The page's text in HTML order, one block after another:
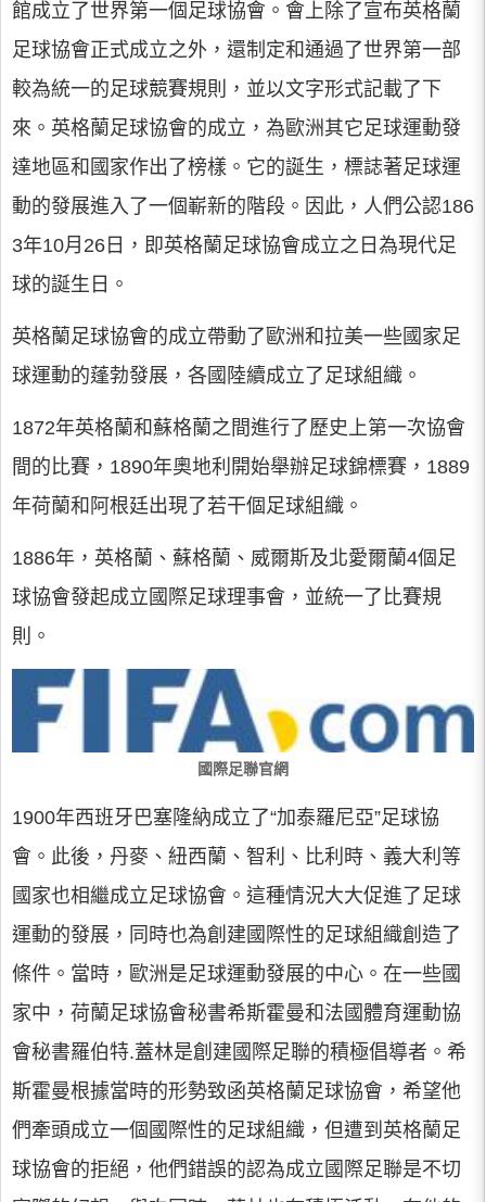
館成立了世界第一個足球協會。會上除了宣布英格蘭
足球協會正式成立之外，還制定和通過了世界第一部
較為統一的足球競賽規則，並以文字形式記載了下
來。英格蘭足球協會的成立，為歐洲其它足球運動發
達地區和國家作出了榜樣。它的誕生，標誌著足球運
動的發展進入了一個嶄新的階段。因此，人們公認186
3年10月26日，即英格蘭足球協會成立之日為現代足
球的誕生日。
英格蘭足球協會的成立帶動了歐洲和拉美一些國家足
球運動的蓬勃發展，各國陸續成立了足球組織。
1872年英格蘭和蘇格蘭之間進行了歷史上第一次協會
間的比賽，1890年奧地利開始舉辦足球錦標賽，1889
年荷蘭和阿根廷出現了若干個足球組織。
1886年，英格蘭、蘇格蘭、威爾斯及北愛爾蘭4個足
球協會發起成立國際足球理事會，並統一了比賽規
則。
國際足聯官網
1900年西班牙巴塞隆納成立了“加泰羅尼亞”足球協
會。此後，丹麥、紐西蘭、智利、比利時、義大利等
國家也相繼成立足球協會。這種情況大大促進了足球
運動的發展，同時也為創建國際性的足球組織創造了
條件。當時，歐洲是足球運動發展的中心。在一些國
家中，荷蘭足球協會秘書希斯霍曼和法國體育運動協
會秘書羅伯特.蓋林是創建國際足聯的積極倡導者。希
斯霍曼根據當時的形勢致函英格蘭足球協會，希望他
們牽頭成立一個國際性的足球組織，但遭到英格蘭足
球協會的拒絕，他們錯誤的認為成立國際足聯是不切